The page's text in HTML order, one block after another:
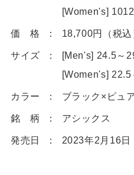
[Women's]
価 格 18,700円（税込
サイズ
[Men's] 24.5～
[Women's] 22.5
カラー ブラック×ピュ
銘 柄 アシックス
発売日 2023年2月16日